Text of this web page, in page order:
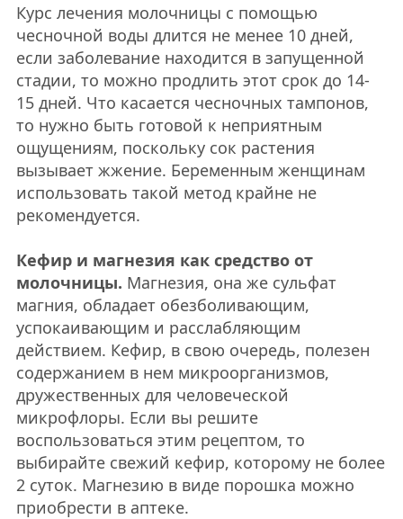
Курс лечения молочницы с помощью
чесночной воды длится не менее 10 дней,
если заболевание находится в запущенной
стадии, то можно продлить этот срок до 14-
15 дней. Что касается чесночных тампонов,
то нужно быть готовой к неприятным
ощущениям, поскольку сок растения
вызывает жжение. Беременным женщинам
использовать такой метод крайне не
рекомендуется.
Кефир и магнезия как средство от
молочницы. Магнезия, она же сульфат
магния, обладает обезболивающим,
успокаивающим и расслабляющим
действием. Кефир, в свою очередь, полезен
содержанием в нем микроорганизмов,
дружественных для человеческой
микрофлоры. Если вы решите
воспользоваться этим рецептом, то
выбирайте свежий кефир, которому не более
2 суток. Магнезию в виде порошка можно
приобрести в аптеке.